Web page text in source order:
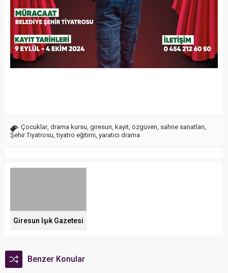
Çocuklar, drama kursu, giresun, kayıt, özgüven, sahne sanatları,
Şehir Tiyatrosu,tiyatro eğitimi, yaratıcı drama
Giresun Işık Gazetesi
Benzer Konular